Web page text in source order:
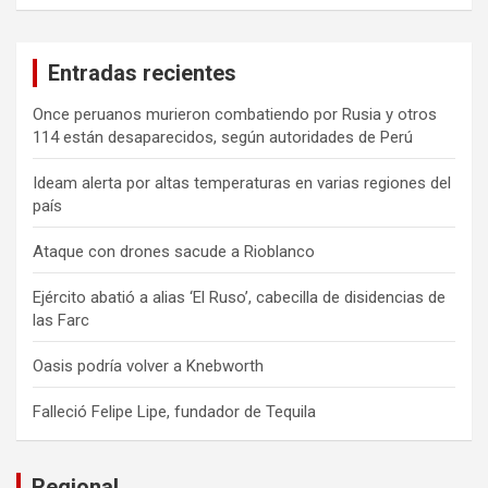
Entradas recientes
Once peruanos murieron combatiendo por Rusia y otros
114 están desaparecidos, según autoridades de Perú
Ideam alerta por altas temperaturas en varias regiones del
país
Ataque con drones sacude a Rioblanco
Ejército abatió a alias ‘El Ruso’, cabecilla de disidencias de
las Farc
Oasis podría volver a Knebworth
Falleció Felipe Lipe, fundador de Tequila